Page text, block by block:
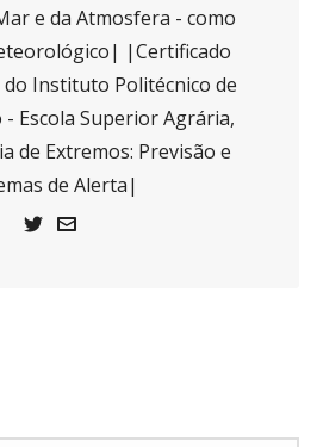
e da Atmosfera - como
|Certificado
do Instituto Politécnico de
Escola Superior Agrária,
de Extremos: Previsão e
de Alerta|